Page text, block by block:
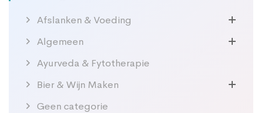
Afslanken & Voeding
Algemeen
Ayurveda & Fytotherapie
Bier & Wijn Maken
Geen categorie